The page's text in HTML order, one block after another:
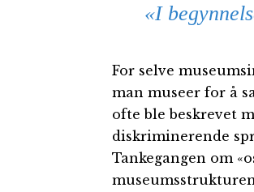
«I
For selve
man museer for å
ofte ble beskrevet
diskriminerende
Tankegangen om